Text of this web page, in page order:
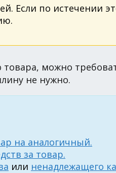
Если по истечении
товара, можно
не нужно.
на аналогичный.
за товар.
или ненадлежащего